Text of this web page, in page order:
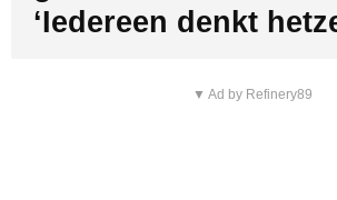
‘Iedereen denkt
▼ Ad by Refinery89